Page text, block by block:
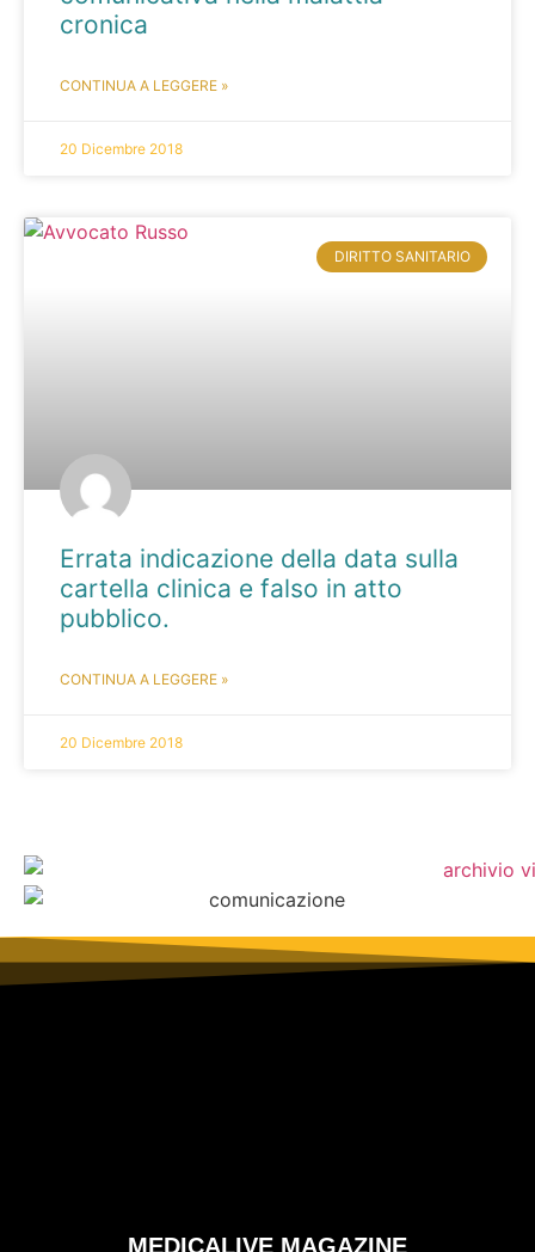
cronica
CONTINUA A LEGGERE »
20 Dicembre 2018
DIRITTO SANITARIO
Errata indicazione della data sulla
cartella clinica e falso in atto
pubblico.
CONTINUA A LEGGERE »
20 Dicembre 2018
MEDICALIVE MAGAZINE